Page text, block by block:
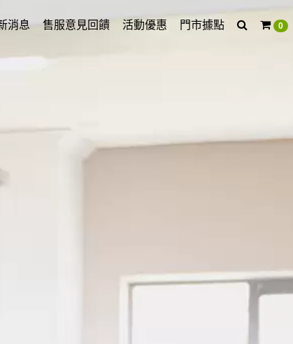
消息 售服意見回饋 活動優惠 門市據點 0